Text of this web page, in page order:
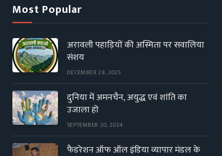
Most Popular
अरावली पहाड़ियों की अस्मिता पर सवालिया
संशय
DECEMBER 28, 2025
दुनिया में अमनचैन, अयुद्ध एवं शांति का
उजाला हो
SEPTEMBER 20, 2024
फैडरेशन ऑफ ऑल इंडिया व्यापार मंडल के